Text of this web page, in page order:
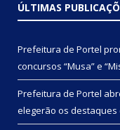
ÚLTIMAS
Prefeitura de Portel
concursos “Musa” e
Prefeitura de Portel
elegerão os destaques